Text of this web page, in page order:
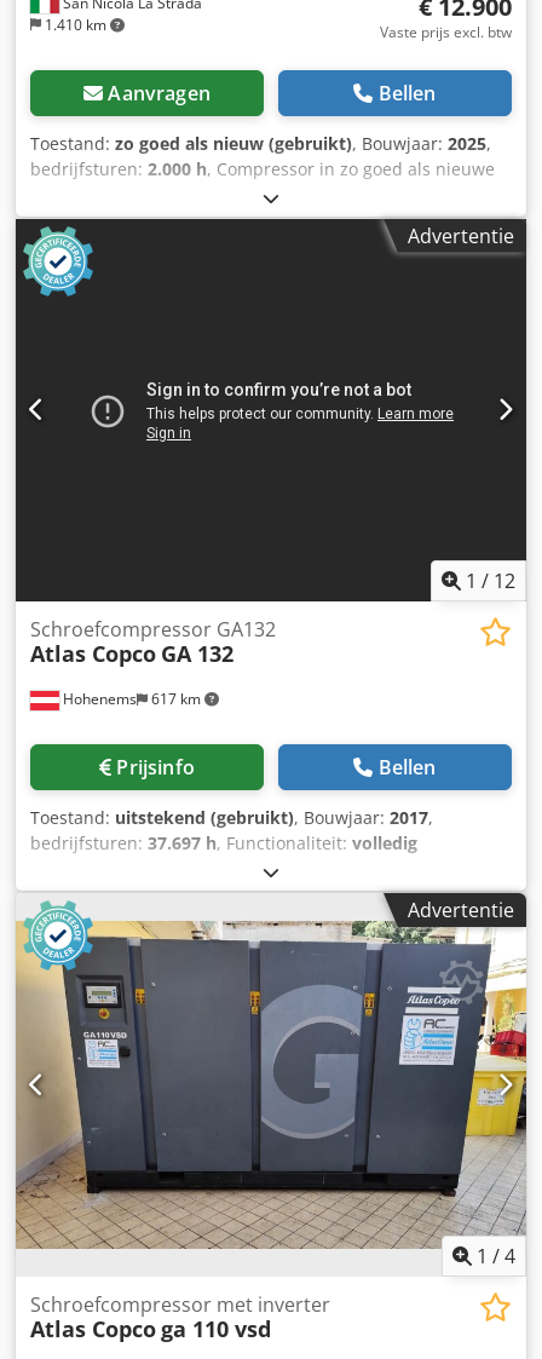
1.410 km
Vaste prijs excl. btw
Aanvragen Bellen
Toestand: zo goed als nieuw (gebruikt), Bouwjaar: 2025,
bedrijfsturen: 2.000 h, Compressor in zo goed als nieuwe
staat (demonstratiemodel), slechts 2000 draaiuren. Wij zijn
officieel dealer. Nieuwprijs volgens prijslijst: € 32.074.
Cedpfx Acozdf Iys Hjrf Belangrijkste kenmerken: Max. druk:
10 bar Vermogen: 15 kW / 20 pk Debiet: 2940 liter/minuut
Advertentie
1 / 12
Hohenems 617 km
Schroefcompressor GA132
Atlas Copco GA 132
Prijsinfo Bellen
Toestand: uitstekend (gebruikt), Bouwjaar: 2017,
bedrijfsturen: 37.697 h, Functionaliteit: volledig
, Schroefcompressor Atlas Copco GA132 132 kW
7,5 bar 25,40 m3/min Crjdpfxeyym H Do Ac Hsf Bouwjaar:
2017 Bedrijfsuren: 37.697
Advertentie
1 /4
Schroefcompressor met inverter
Atlas Copcoga 110 vsd